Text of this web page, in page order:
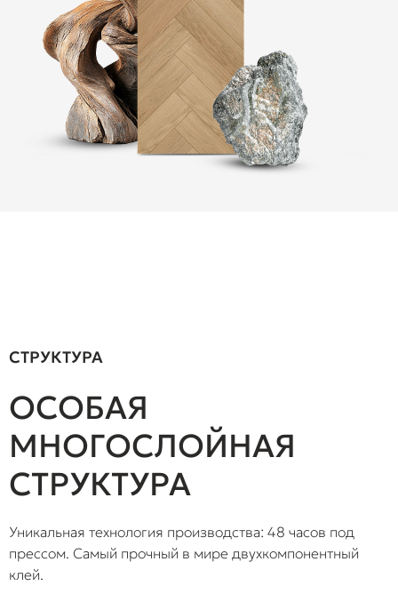
СТРУКТУРА
ОСОБАЯ
МНОГОСЛОЙНАЯ
СТРУКТУРА
Уникальная технология производства: 48 часов под
прессом. Самый прочный в мире двухкомпонентный
клей.